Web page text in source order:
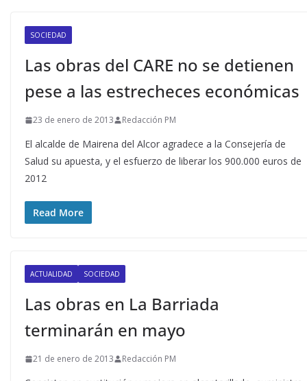
SOCIEDAD
Las obras del CARE no se detienen
pese a las estrecheces económicas
23 de enero de 2013 Redacción PM
El alcalde de Mairena del Alcor agradece a la Consejería de
Salud su apuesta, y el esfuerzo de liberar los 900.000 euros de
2012
Read More
ACTUALIDAD SOCIEDAD
Las obras en La Barriada
terminarán en mayo
21 de enero de 2013 Redacción PM